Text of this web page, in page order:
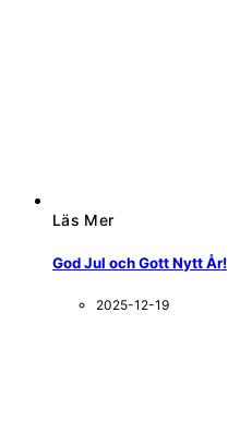
Läs Mer
God Jul och Gott Nytt År!
2025-12-19